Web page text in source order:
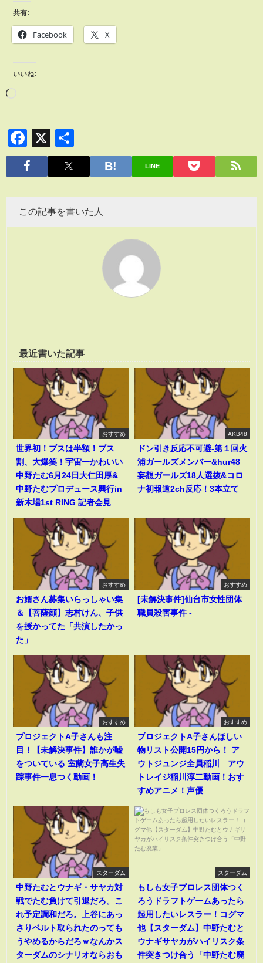
共有:
Facebook X
いいね:
Facebook
X
有
LINE
この記事を書いた人
最近書いた記事
おすすめ
世界初！ブスは半額！ブス
割、大爆笑！宇宙一かわいい
中野たむ6月24日大仁田厚&
中野たむプロデュース興行in
新木場1st RING 記者会見
AKB48
ドン引き反応不可避-第１回火
浦ガールズメンバー&hur48
妄想ガールズ18人選抜&コロ
ナ初報道2ch反応！3本立て
おすすめ
お婿さん募集いらっしゃい集
＆【菩薩顔】志村けん、子供
を授かってた「共演したかっ
た」
おすすめ
[未解決事件]仙台市女性団体
職員殺害事件 -
おすすめ
プロジェクトA子さんも注
目！【未解決事件】誰かが嘘
をついている 室蘭女子高生失
踪事件一息つく動画！
おすすめ
プロジェクトA子さんほしい
物リスト公開15円から！ ア
ウトジュンジ全員稲川 アウ
トレイジ稲川淳二動画！おす
すめアニメ！声優
スターダム
中野たむとウナギ・サヤカ対
戦でたむ負けて引退だろ。こ
れ予定調和だろ。上谷にあっ
さりベルト取られたのっても
うやめるからだろｗなんかス
ターダムのシナリオならおも
スターダム
もしも女子プロレス団体つく
ろうドラフトゲームあったら
起用したいレスラー！コグマ
他【スターダム】中野たむと
ウナギサヤカがハイリスク条
件突きつけ合う「中野たむ廃